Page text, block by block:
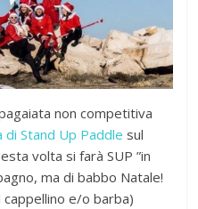
non competitiva
di Stand Up Paddle sul
volta si farà SUP ”in
ma di babbo Natale!
e/o barba)